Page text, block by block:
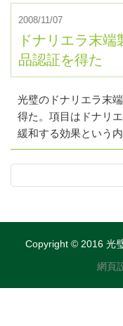
2008/11/07
ドナリエラ末
品認証を得た
光璧のドナリエラ末
得た。項目はドナリ
緩和する効果という内
Copyright © 2016 光
網頁